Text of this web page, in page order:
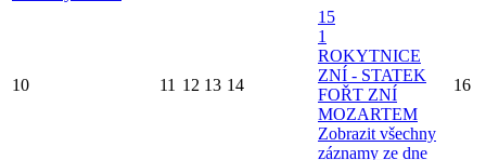
10 11 12 13 14
15
1
ROKYTNICE
ZNÍ - STATEK
FOŘT ZNÍ
MOZARTEM
Zobrazit všechny
záznamy ze dne
16